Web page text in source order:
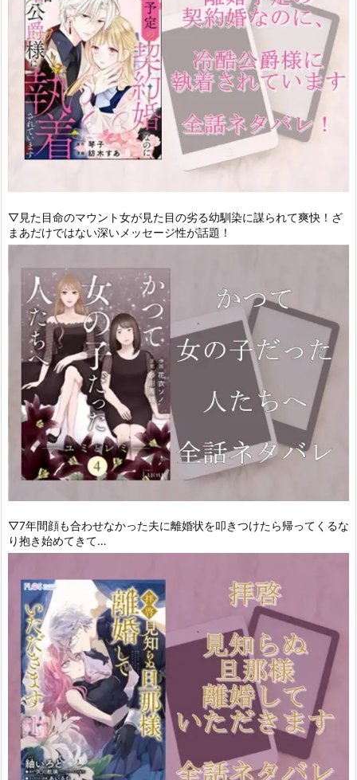
▽見た目命のマウント女が見た目の劣る幼馴染に謀られて爽快！ざ
まあだけではない深いメッセージ性が話題！
▽7年間顔も合わせなかった夫に離婚状を叩きつけたら帰ってくるな
り抱き始めてきて…